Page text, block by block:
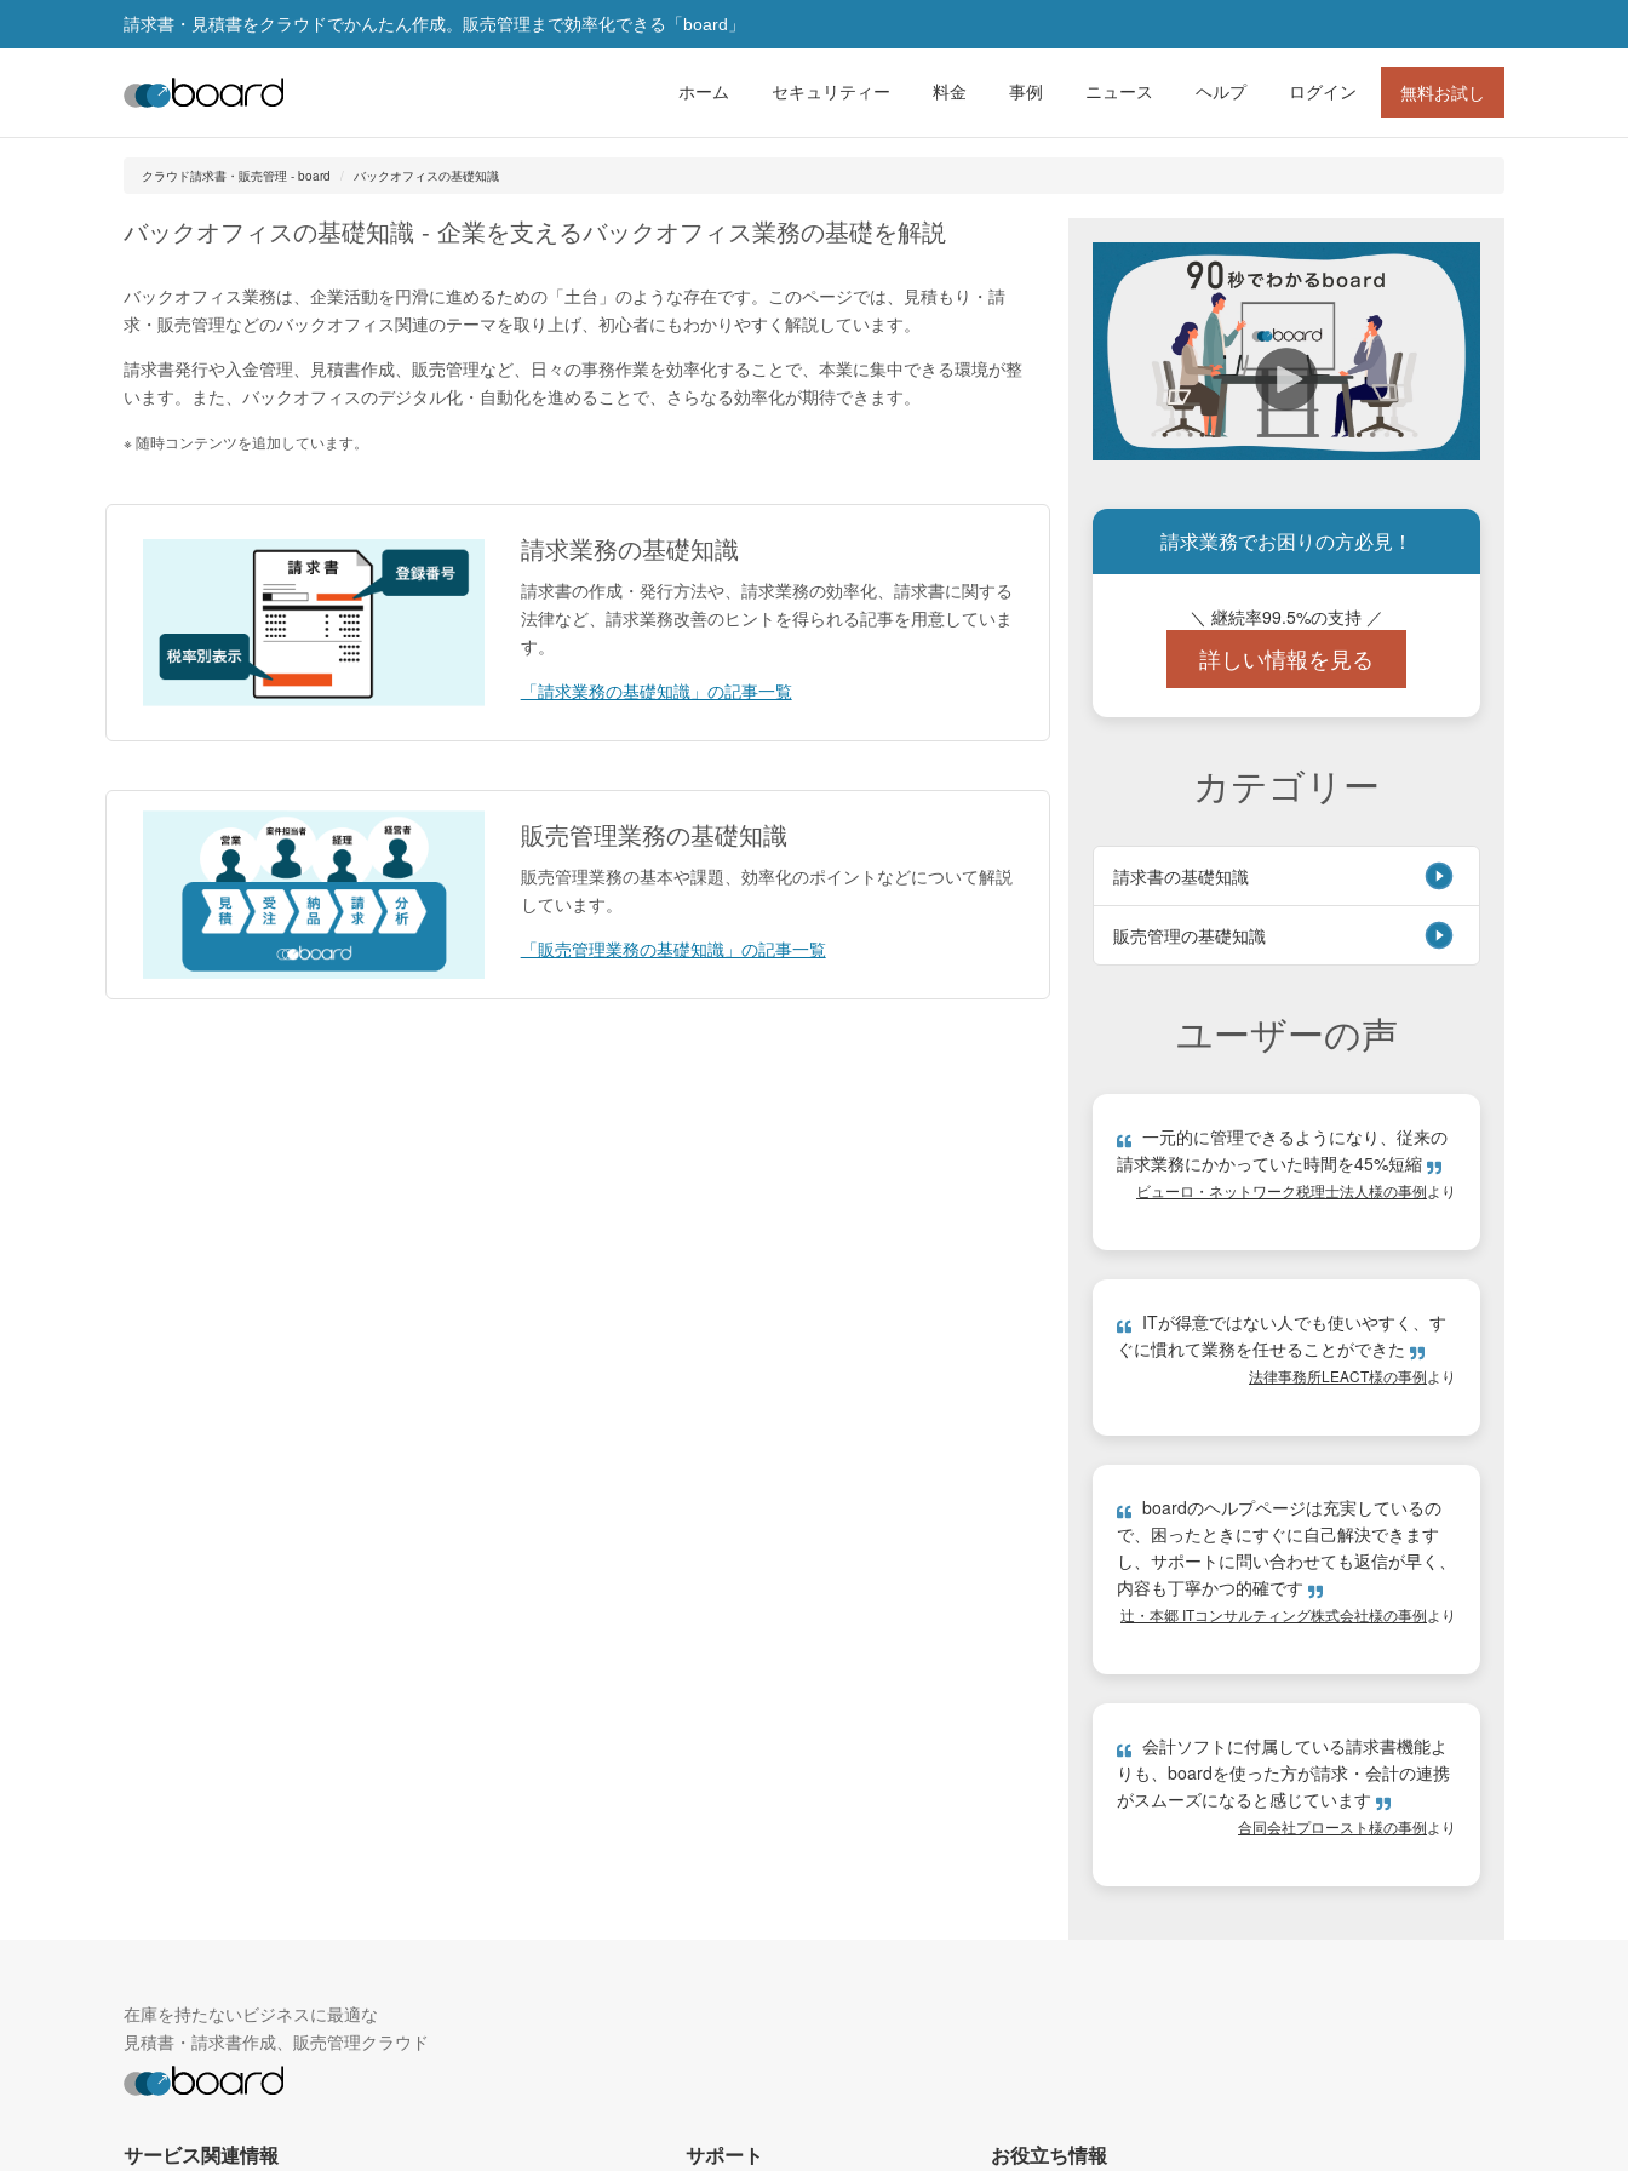
請求書・見積書をクラウドでかんたん作成。販売管理まで効率化できる「board」
ホーム セキュリティー 料金 事例 ニュース ヘルプ ログイン 無料お試し
クラウド請求書・販売管理 - board バックオフィスの基礎知識
バックオフィスの基礎知識 - 企業を支えるバックオフィス業務の基礎を解説
バックオフィス業務は、企業活動を円滑に進めるための「土台」のような存在です。このページでは、見積もり・請
求・販売管理などのバックオフィス関連のテーマを取り上げ、初心者にもわかりやすく解説しています。
請求書発行や入金管理、見積書作成、販売管理など、日々の事務作業を効率化することで、本業に集中できる環境が整
います。また、バックオフィスのデジタル化・自動化を進めることで、さらなる効率化が期待できます。
※ 随時コンテンツを追加しています。
請求業務の基礎知識
請求書の作成・発行方法や、請求業務の効率化、請求書に関する
法律など、請求業務改善のヒントを得られる記事を用意していま
す。
「請求業務の基礎知識」の記事一覧
販売管理業務の基礎知識
販売管理業務の基本や課題、効率化のポイントなどについて解説
しています。
「販売管理業務の基礎知識」の記事一覧
請求業務でお困りの方必見！
＼ 継続率99.5%の支持 ／
詳しい情報を見る
カテゴリー
請求書の基礎知識
販売管理の基礎知識
ユーザーの声
一元的に管理できるようになり、従来の
請求業務にかかっていた時間を45%短縮
ビューロ・ネットワーク税理士法人様の事例より
ITが得意ではない人でも使いやすく、す
ぐに慣れて業務を任せることができた
法律事務所LEACT様の事例より
boardのヘルプページは充実しているの
で、困ったときにすぐに自己解決できます
し、サポートに問い合わせても返信が早く、
内容も丁寧かつ的確です
辻・本郷 ITコンサルティング株式会社様の事例より
会計ソフトに付属している請求書機能よ
りも、boardを使った方が請求・会計の連携
がスムーズになると感じています
合同会社プロースト様の事例より
在庫を持たないビジネスに最適な
見積書・請求書作成、販売管理クラウド
サービス関連情報 サポート お役立ち情報